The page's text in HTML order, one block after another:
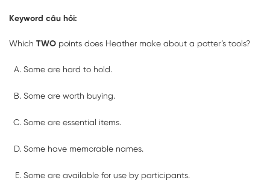
Keyword câu hỏi:
Which TWO points does Heather make about a potter’s tools?
Some are hard to hold.
Some are worth buying.
Some are essential items.
Some have memorable names.
Some are available for use by participants.